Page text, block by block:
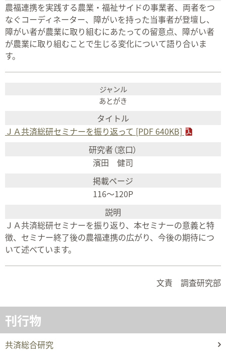
農福連携を実践する農業・福祉サイドの事業者、両者をつ
なぐコーディネーター、障がいを持った当事者が登壇し、
障がい者が農業に取り組むにあたっての留意点、障がい者
が農業に取り組むことで生じる変化について語り合いま
す。
あとがき
ＪＡ共済総研セミナーを振り返って [PDF 640KB]
濱田 健司
116〜120P
ＪＡ共済総研セミナーを振り返り、本セミナーの意義と特
徴、セミナー終了後の農福連携の広がり、今後の期待につ
いて述べています。
文責 調査研究部
刊行物
共済総合研究